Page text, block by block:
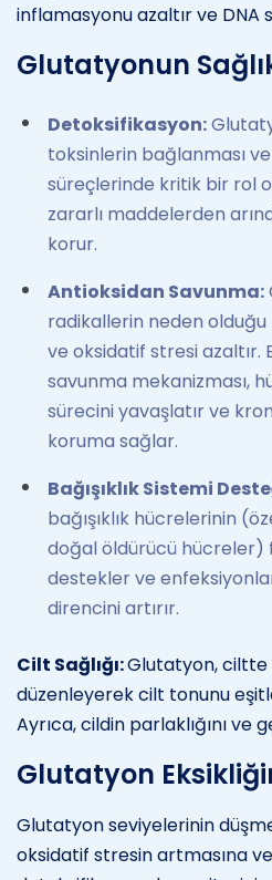
inflamasyonu azaltır ve DNA
Glutatyonun
Detoksifikasyon:
toksinlerin bağlanması
süreçlerinde kritik bir rol
zararlı maddelerden
korur.
Antioksidan Savunma:
radikallerin neden
ve oksidatif stresi azaltır.
savunma mekanizması,
sürecini yavaşlatır ve
koruma sağlar.
Bağışıklık Sistemi
bağışıklık hücrelerinin
doğal öldürücü hücreler)
destekler ve
direncini artırır.
Cilt Sağlığı:Glutatyon,
düzenleyerek cilt tonunu
Ayrıca, cildin parlaklığını ve
Glutatyon
Glutatyon seviyelerinin
oksidatif stresin artmasına